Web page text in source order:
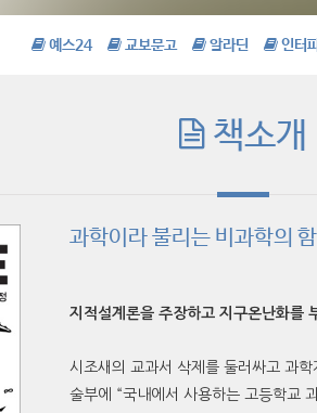
예스24 교보문고 알라딘 인터
책소개
과학이라 불리는 비과학의
지적설계론을 주장하고 지구온난화를
시조새의 교과서 삭제를 둘러싸고 과
술부에 “국내에서 사용하는 고등학교